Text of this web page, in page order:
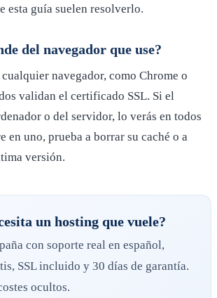
esta guía suelen resolverlo.
del navegador que use?
cualquier navegador, como Chrome o
validan el certificado SSL. Si el
o del servidor, lo verás en todos
en uno, prueba a borrar su caché o a
versión.
un hosting que vuele?
con soporte real en español,
SSL incluido y 30 días de garantía.
ocultos.